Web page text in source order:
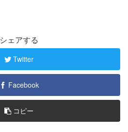
シェアする
Twitter
Facebook
コピー